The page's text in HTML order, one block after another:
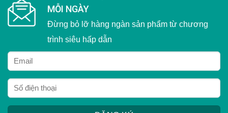
MỖI NGÀY
Đừng bỏ lỡ hàng ngàn sản phẩm từ chương
trình siêu hấp dẫn